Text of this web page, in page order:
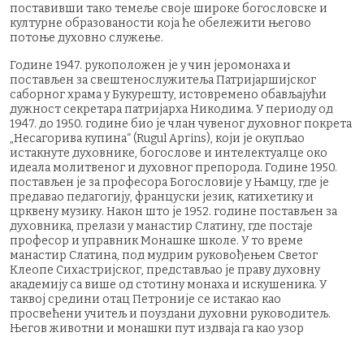
поставивши тако темеље своје широке богословске и
културне образованости која ће обележити његово
потоње духовно служење.
Године 1947. рукоположен је у чин јеромонаха и
постављен за свештенослужитеља Патријаршијског
саборног храма у Букурешту, истовремено обављајући
дужност секретара патријарха Никодима. У периоду од
1947. до 1950. године био је члан чувеног духовног покрета
„Несагорива купина“ (Rugul Aprins), који је окупљао
истакнуте духовнике, богослове и интелектуалце око
идеала молитвеног и духовног препорода. Године 1950.
постављен је за професора Богословије у Њамцу, где је
предавао педагогију, француски језик, катихетику и
црквену музику. Након што је 1952. године постављен за
духовника, прелази у манастир Слатину, где постаје
професор и управник Монашке школе. У то време
манастир Слатина, под мудрим руковођењем Светог
Клеопе Сихастријског, представљао је праву духовну
академију са више од стотину монаха и искушеника. У
таквој средини отац Петроније се истакао као
просвећени учитељ и поуздани духовни руководитељ.
Његов животни и монашки пут издваја га као узор